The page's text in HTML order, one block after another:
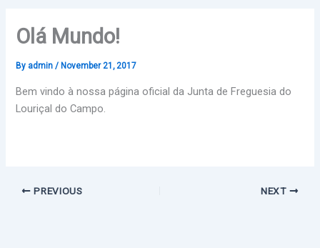
Olá Mundo!
By admin/ November 21, 2017
Bem vindo à nossa página oficial da Junta de Freguesia do
Louriçal do Campo.
PREVIOUS NEXT